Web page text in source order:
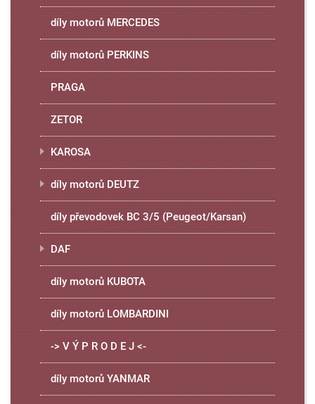
díly motorů MERCEDES
díly motorů PERKINS
PRAGA
ZETOR
KAROSA
díly motorů DEUTZ
díly převodovek BC 3/5 (Peugeot/Karsan)
DAF
díly motorů KUBOTA
díly motorů LOMBARDINI
-> V Ý P R O D E J <-
díly motorů YANMAR